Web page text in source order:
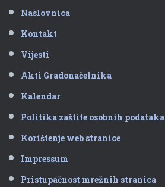
Naslovnica
Kontakt
Vijesti
Akti Gradonačelnika
Kalendar
Politika zaštite osobnih podataka
Korištenje web stranice
Impressum
Pristupačnost mrežnih stranica